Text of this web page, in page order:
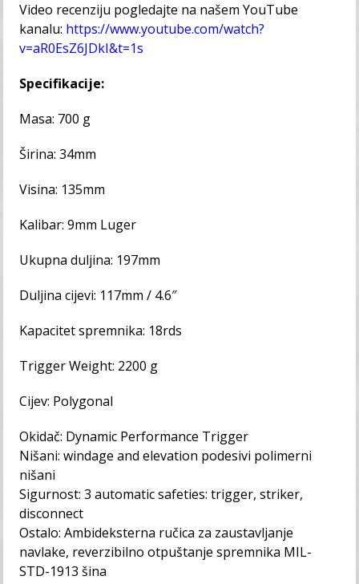
Video recenziju pogledajte na našem YouTube
kanalu: https://www.youtube.com/watch?
v=aR0EsZ6JDkI&t=1s
Specifikacije:
Masa: 700 g
Širina: 34mm
Visina: 135mm
Kalibar: 9mm Luger
Ukupna duljina: 197mm
Duljina cijevi: 117mm / 4.6″
Kapacitet spremnika: 18rds
Trigger Weight: 2200 g
Cijev: Polygonal
Okidač: Dynamic Performance Trigger
Nišani: windage and elevation podesivi polimerni
nišani
Sigurnost: 3 automatic safeties: trigger, striker,
disconnect
Ostalo: Ambideksterna ručica za zaustavljanje
navlake, reverzibilno otpuštanje spremnika MIL-
STD-1913 šina